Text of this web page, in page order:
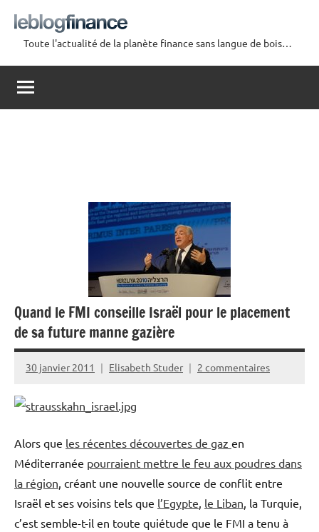
contenu
Le
Blog
Finance
Toute l'actualité de la planète finance sans langue de bois…
Quand le FMI conseille Israël pour le placement
de sa future manne gazière
30 janvier 2011 Elisabeth Studer 2 commentaires
Alors que les récentes découvertes de gaz en
Méditerranée pourraient mettre le feu aux poudres dans
la région , créant une nouvelle source de conflit entre
Israël et ses voisins tels que l’Egypte le Liban , la Turquie,
c’est semble-t-il en toute quiétude que le FMI a tenu à